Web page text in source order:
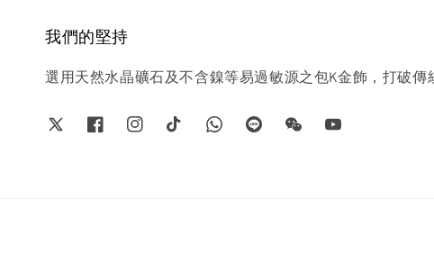
我們的堅持
選用天然水晶礦石及不含鎳等易過敏源之包K金飾，打破